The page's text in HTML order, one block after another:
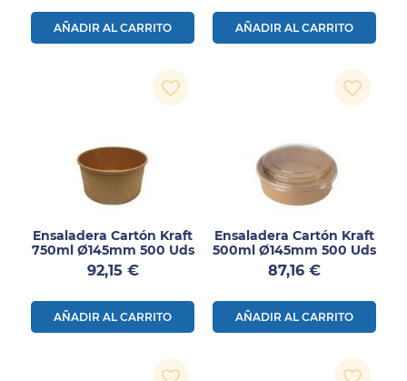
AÑADIR AL CARRITO AÑADIR AL CARRITO
Ensaladera Cartón Kraft
750ml Ø145mm 500 Uds
Precio
92,15 €
AÑADIR AL CARRITO
favorite_border
Ensaladera Cartón Kraft
500ml Ø145mm 500 Uds
Precio
87,16 €
AÑADIR AL CARRITO
favorite_border